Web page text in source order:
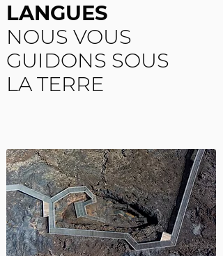
LANGUES
NOUS VOUS
GUIDONS SOUS
LA TERRE